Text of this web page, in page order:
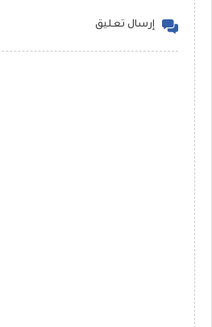
إرسال تعليق